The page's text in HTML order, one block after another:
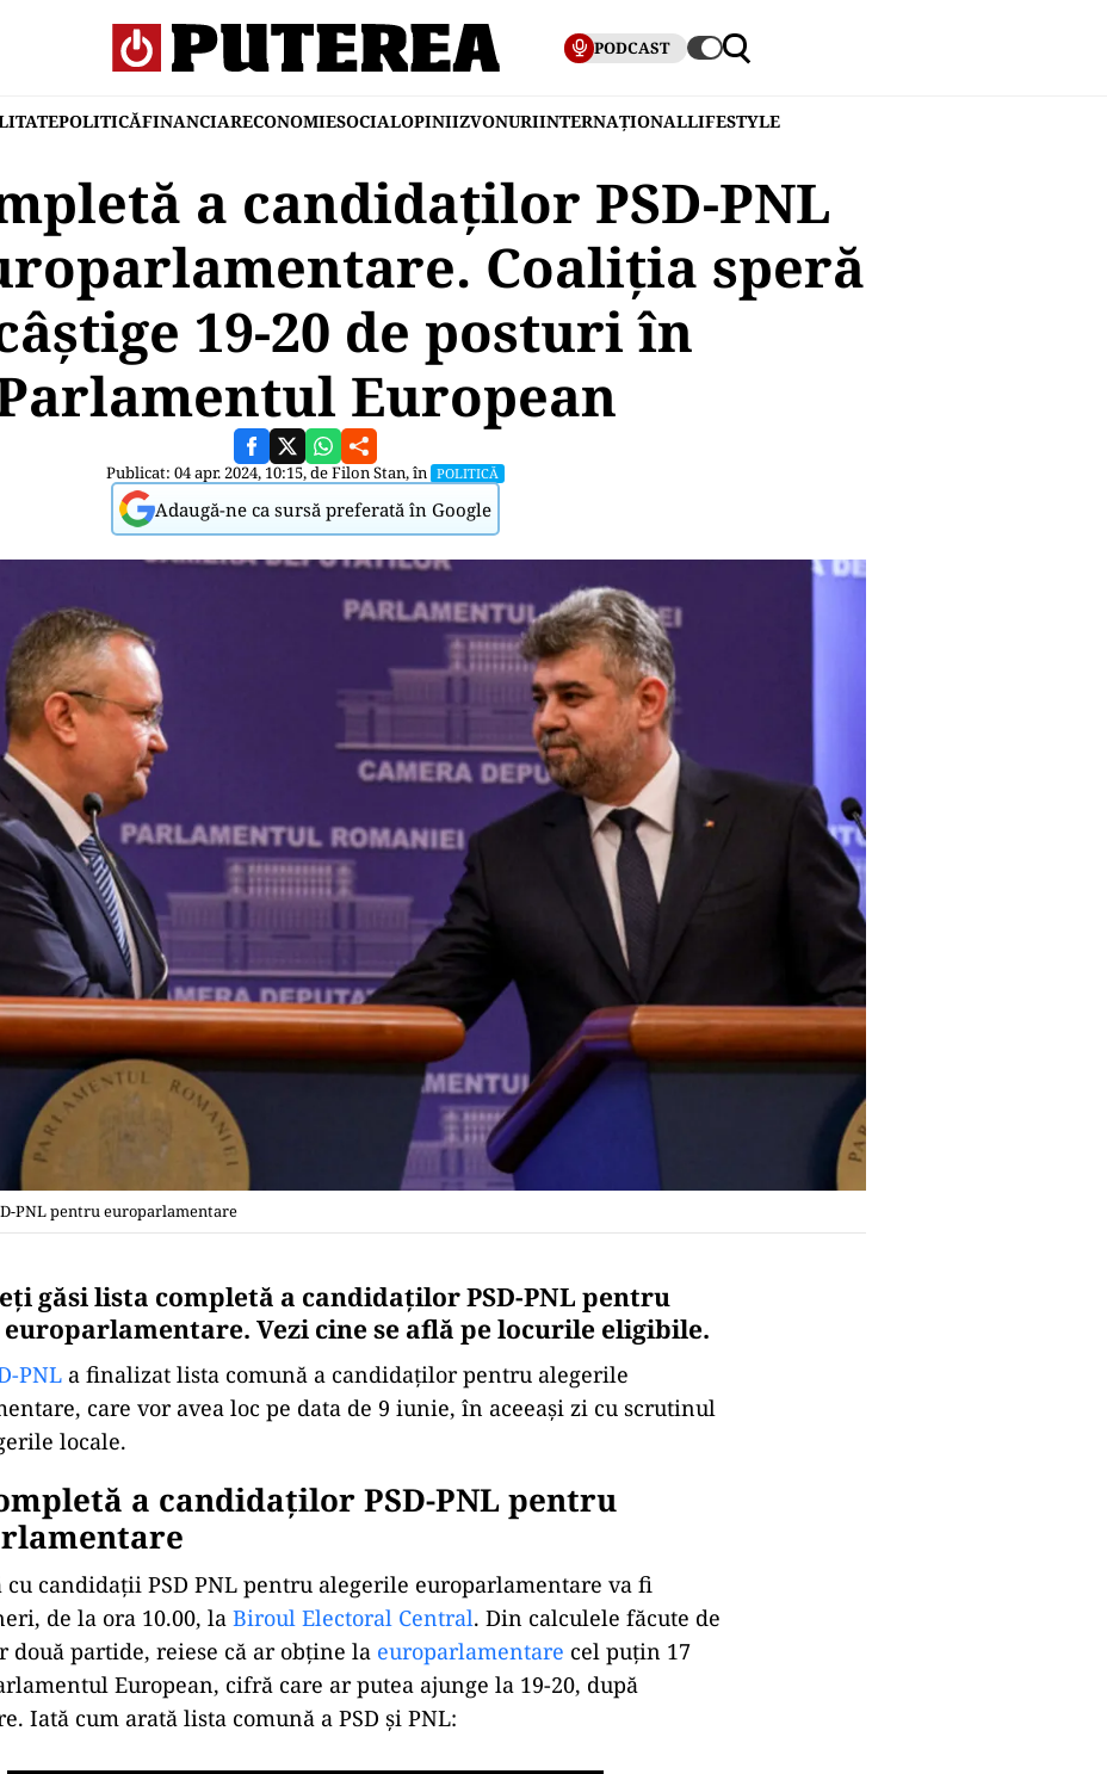
PODCAST
POLITICĂFINANCIARECONOMIESOCIALOPINIIZVONURIINTERNAȚIONALLIFESTYLE
a candidaților PSD-PNL
Coaliția speră
19-20 de posturi în
European
Publicat: 04 apr. 2024, 10:15, deFilon Stan, în POLITICĂ
Adaugă-ne ca sursă preferată în Google
PNL pentru europarlamentare
găsi lista completă a candidaților PSD-PNL pentru
Vezi cine se află pe locurile eligibile.
PNL a finalizat lista comună a candidaților pentru alegerile
care vor avea loc pe data de 9 iunie, în aceeași zi cu scrutinul
locale.
a candidaților PSD-PNL pentru
candidații PSD PNL pentru alegerile europarlamentare va fi
de la ora 10.00, la Biroul Electoral Central. Din calculele făcute de
partide, reiese că ar obține la europarlamentare cel puțin 17
European, cifră care ar putea ajunge la 19-20, după
Iată cum arată lista comună a PSD și PNL: